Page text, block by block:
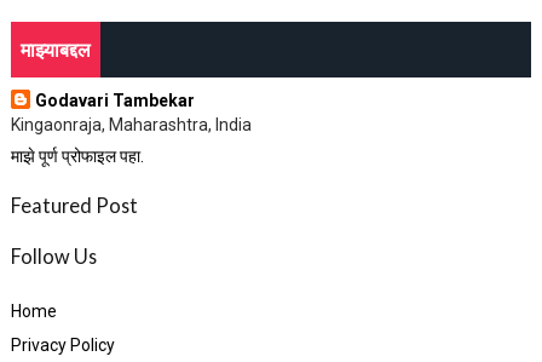
माझ्याबद्दल
Godavari Tambekar
Kingaonraja, Maharashtra, India
माझे पूर्ण प्रोफाइल पहा.
Featured Post
Follow Us
Home
Privacy Policy